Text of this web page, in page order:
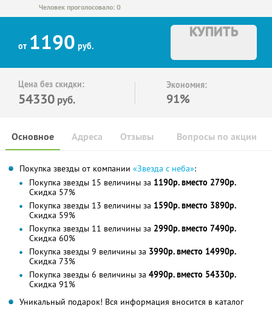
Человек проголосовало: 0
от 1190 руб.
КУПИТЬ
Цена без скидки:
54330 руб.
Экономия:
91%
Основное Отзывы Вопросы по акции
Адреса
Покупка звезды от компании «Звезда с неба»:
Покупка звезды 15 величины за 1190р. вместо 2790р.
Скидка 57%
Покупка звезды 13 величины за 1590р. вместо 3890р.
Скидка 59%
Покупка звезды 11 величины за 2990р. вместо 7490р.
Скидка 60%
Покупка звезды 9 величины за 3990р. вместо 14990р.
Скидка 73%
Покупка звезды 6 величины за 4990р. вместо 54330р.
Скидка 91%
Уникальный подарок! Вся информация вносится в каталог